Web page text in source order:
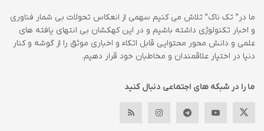
ما در” تک ناک” تلاش می کنیم سهمی از انعکاس تحولات بی شمار فناوری
و اخبار تکنولوژی داشته باشیم و در این کهکشان بی انتهای یافته های
علمی و دانش محور محتوایی قابل اتکاء و اخباری موثق را از گوشه و کنار
دنیا در اختیار علاقمندان و مخاطبان خود قرار دهیم.
ما را در شبکه های اجتماعی دنبال کنید